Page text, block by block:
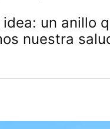
un anillo
nuestra